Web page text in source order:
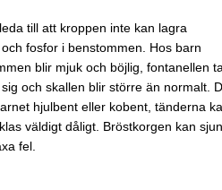
till att kroppen inte kan lagra
fosfor i benstommen. Hos barn
blir mjuk och böjlig, fontanellen
och skallen blir större än normalt.
hjulbent eller kobent, tänderna
väldigt dåligt. Bröstkorgen kan
fel.